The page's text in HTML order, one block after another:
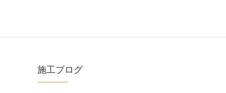
施工ブログ